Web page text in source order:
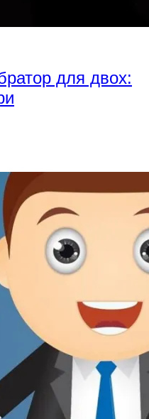
для двох: